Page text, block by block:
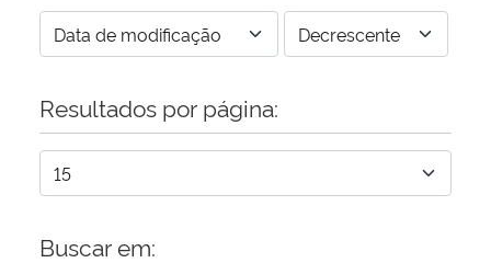
Resultados por página:
Buscar em: